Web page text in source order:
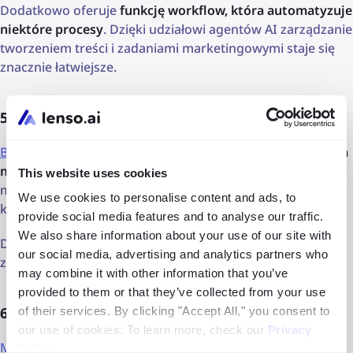
This website uses cookies
We use cookies to personalise content and ads, to
provide social media features and to analyse our traffic.
We also share information about your use of our site with
our social media, advertising and analytics partners who
may combine it with other information that you’ve
provided to them or that they’ve collected from your use
of their services. By clicking "Accept All," you consent to
our use of cookies. To learn more, check our Privacy
Dodatkowo oferujefunkcję workflow, która automatyzuje
niektóre procesy. Dzięki udziałowi agentów AI zarządzanie
tworzeniem treści i zadaniami marketingowymi staje się
znacznie łatwiejsze.
5. Brand24
Brand24
narzędzi monitorowania
marki dostępnych online. Zbiera informacje o Twojej
marce z całego internetu, pozwalając Ci śledzić, gdzie i jak
ktoś wspomniał o Twojej marce lub nazwie firmy.
Dostarcza równieżpanel statystyk, który pozwala lepiej
zrozumieć świadomość marki w sieci.
6. Mymap.ai
Mymap.ai